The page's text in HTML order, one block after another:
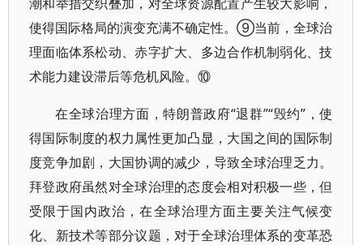
使得国际格局的演变充满不确定性。⑨当前，全球治
理面临体系松动、赤字扩大、多边合作机制弱化、技
术能力建设滞后等危机风险。⑩
在全球治理方面，特朗普政府“退群”“毁约”，使
得国际制度的权力属性更加凸显，大国之间的国际制
度竞争加剧，大国协调的减少，导致全球治理乏力。
拜登政府虽然对全球治理的态度会相对积极一些，但
受限于国内政治，在全球治理方面主要关注气候变
化、新技术等部分议题，对于全球治理体系的变革恐